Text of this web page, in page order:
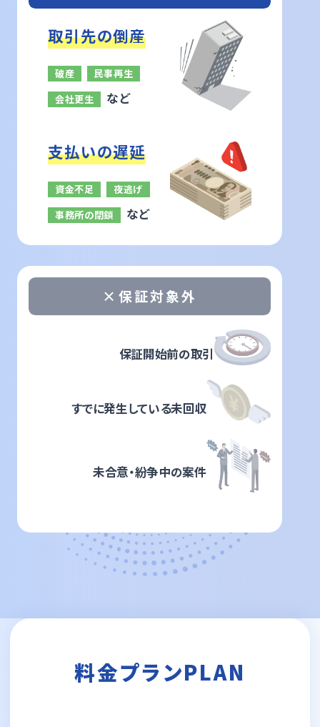
取引先の倒産
破産
民事再生
会社更生
など
支払いの遅延
資金不足
夜逃げ
事務所の閉鎖
など
×保証対象外
保証開始前の取引
すでに発生している未回収
未合意・紛争中の案件
料金プランPLAN